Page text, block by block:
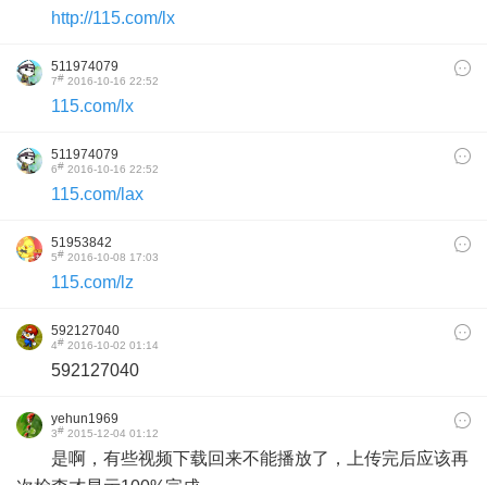
http://115.com/lx
511974079
7# 2016-10-16 22:52
115.com/lx
511974079
6# 2016-10-16 22:52
115.com/lax
51953842
5# 2016-10-08 17:03
115.com/lz
592127040
4# 2016-10-02 01:14
592127040
yehun1969
3# 2015-12-04 01:12
是啊，有些视频下载回来不能播放了，上传完后应该再